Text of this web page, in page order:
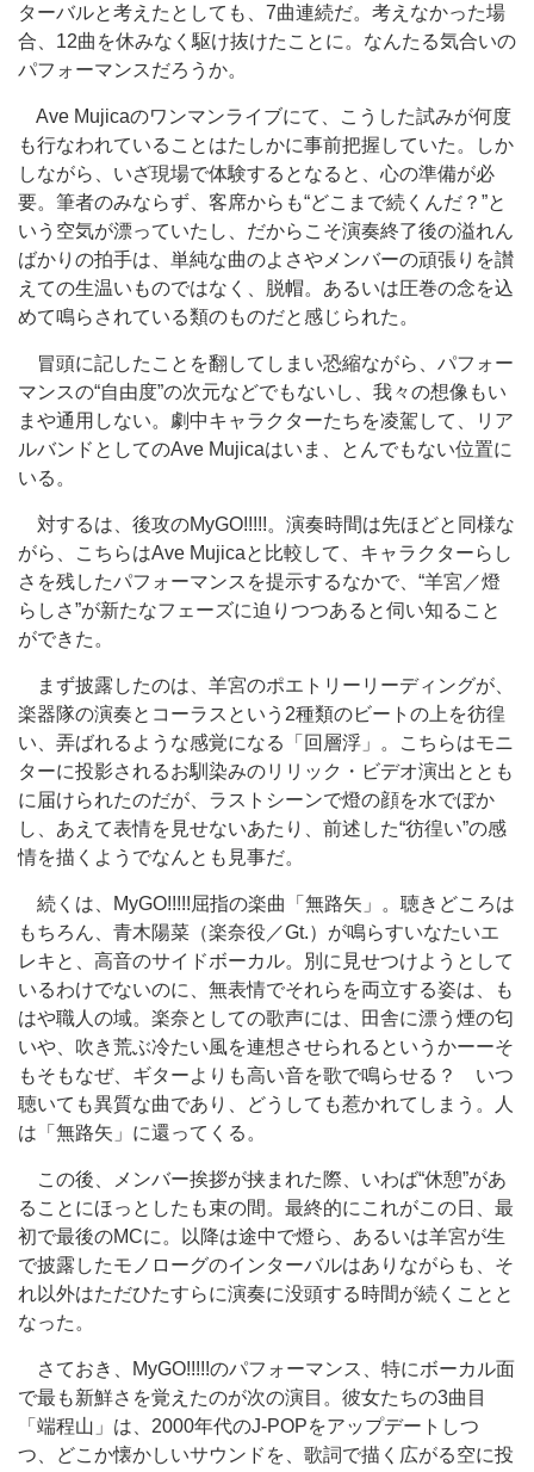
ターバルと考えたとしても、7曲連続だ。考えなかった場
合、12曲を休みなく駆け抜けたことに。なんたる気合いの
パフォーマンスだろうか。
Ave Mujicaのワンマンライブにて、こうした試みが何度
も行なわれていることはたしかに事前把握していた。しか
しながら、いざ現場で体験するとなると、心の準備が必
要。筆者のみならず、客席からも“どこまで続くんだ？”と
いう空気が漂っていたし、だからこそ演奏終了後の溢れん
ばかりの拍手は、単純な曲のよさやメンバーの頑張りを讃
えての生温いものではなく、脱帽。あるいは圧巻の念を込
めて鳴らされている類のものだと感じられた。
冒頭に記したことを翻してしまい恐縮ながら、パフォー
マンスの“自由度”の次元などでもないし、我々の想像もい
まや通用しない。劇中キャラクターたちを凌駕して、リア
ルバンドとしてのAve Mujicaはいま、とんでもない位置に
いる。
対するは、後攻のMyGO!!!!!。演奏時間は先ほどと同様な
がら、こちらはAve Mujicaと比較して、キャラクターらし
さを残したパフォーマンスを提示するなかで、“羊宮／燈
らしさ”が新たなフェーズに迫りつつあると伺い知ること
ができた。
まず披露したのは、羊宮のポエトリーリーディングが、
楽器隊の演奏とコーラスという2種類のビートの上を彷徨
い、弄ばれるような感覚になる「回層浮」。こちらはモニ
ターに投影されるお馴染みのリリック・ビデオ演出ととも
に届けられたのだが、ラストシーンで燈の顔を水でぼか
し、あえて表情を見せないあたり、前述した“彷徨い”の感
情を描くようでなんとも見事だ。
続くは、MyGO!!!!!屈指の楽曲「無路矢」。聴きどころは
もちろん、青木陽菜（楽奈役／Gt.）が鳴らすいなたいエ
レキと、高音のサイドボーカル。別に見せつけようとして
いるわけでないのに、無表情でそれらを両立する姿は、も
はや職人の域。楽奈としての歌声には、田舎に漂う煙の匂
いや、吹き荒ぶ冷たい風を連想させられるというかーーそ
もそもなぜ、ギターよりも高い音を歌で鳴らせる？ いつ
聴いても異質な曲であり、どうしても惹かれてしまう。人
は「無路矢」に還ってくる。
この後、メンバー挨拶が挟まれた際、いわば“休憩”があ
ることにほっとしたも束の間。最終的にこれがこの日、最
初で最後のMCに。以降は途中で燈ら、あるいは羊宮が生
で披露したモノローグのインターバルはありながらも、そ
れ以外はただひたすらに演奏に没頭する時間が続くことと
なった。
さておき、MyGO!!!!!のパフォーマンス、特にボーカル面
で最も新鮮さを覚えたのが次の演目。彼女たちの3曲目
「端程山」は、2000年代のJ-POPをアップデートしつ
つ、どこか懐かしいサウンドを、歌詞で描く広がる空に投